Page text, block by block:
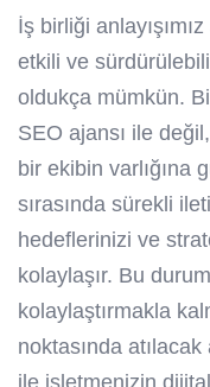
İş birliği
etkili ve
oldukça mümkün.
SEO ajansı ile
bir ekibin varlığına
sırasında sürekli
hedeflerinizi ve
kolaylaşır. Bu
kolaylaştırmakla
noktasında